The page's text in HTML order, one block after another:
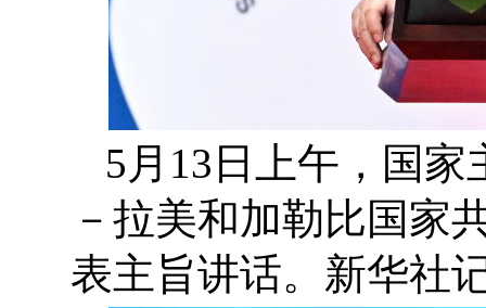
5月13日上午，国
－拉美和加勒比国家
表主旨讲话。新华社